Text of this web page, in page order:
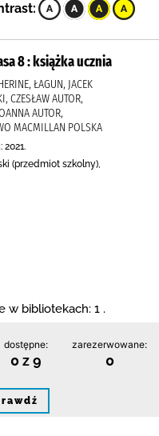
8 : książka ucznia
ŁAGUN, JACEK
CZESŁAW AUTOR,
AUTOR,
MACMILLAN POLSKA
2021.
(przedmiot szkolny),
w bibliotekach: 1 .
dostępne:
0 z 9
zarezerwowane:
0